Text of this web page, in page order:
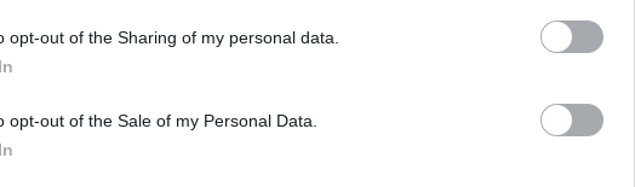
opt-out of the Sharing of my personal data.
opt-out of the Sale of my Personal Data.